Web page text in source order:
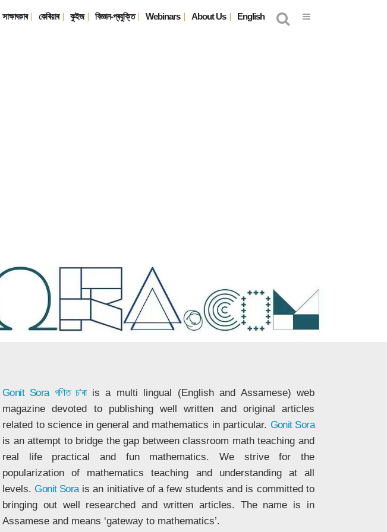
সাক্ষাৎকাৰ কেৰিয়াৰ কুইজ বিজ্ঞান-প্ৰযুক্তি Webinars About Us English
Gonit Sora গণিত চ’ৰাis a multi lingual (English and Assamese) web
magazine devoted to publishing well written and original articles
related to science in general and mathematics in particular. Gonit Sora
is an attempt to bridge the gap between classroom math teaching and
real life practical and fun mathematics. We strive for the
popularization of mathematics teaching and understanding at all
levels.Gonit Sorais an initiative of a few students and is committed to
bringing out well researched and written articles. The name is in
Assamese and means ‘gateway to mathematics’.